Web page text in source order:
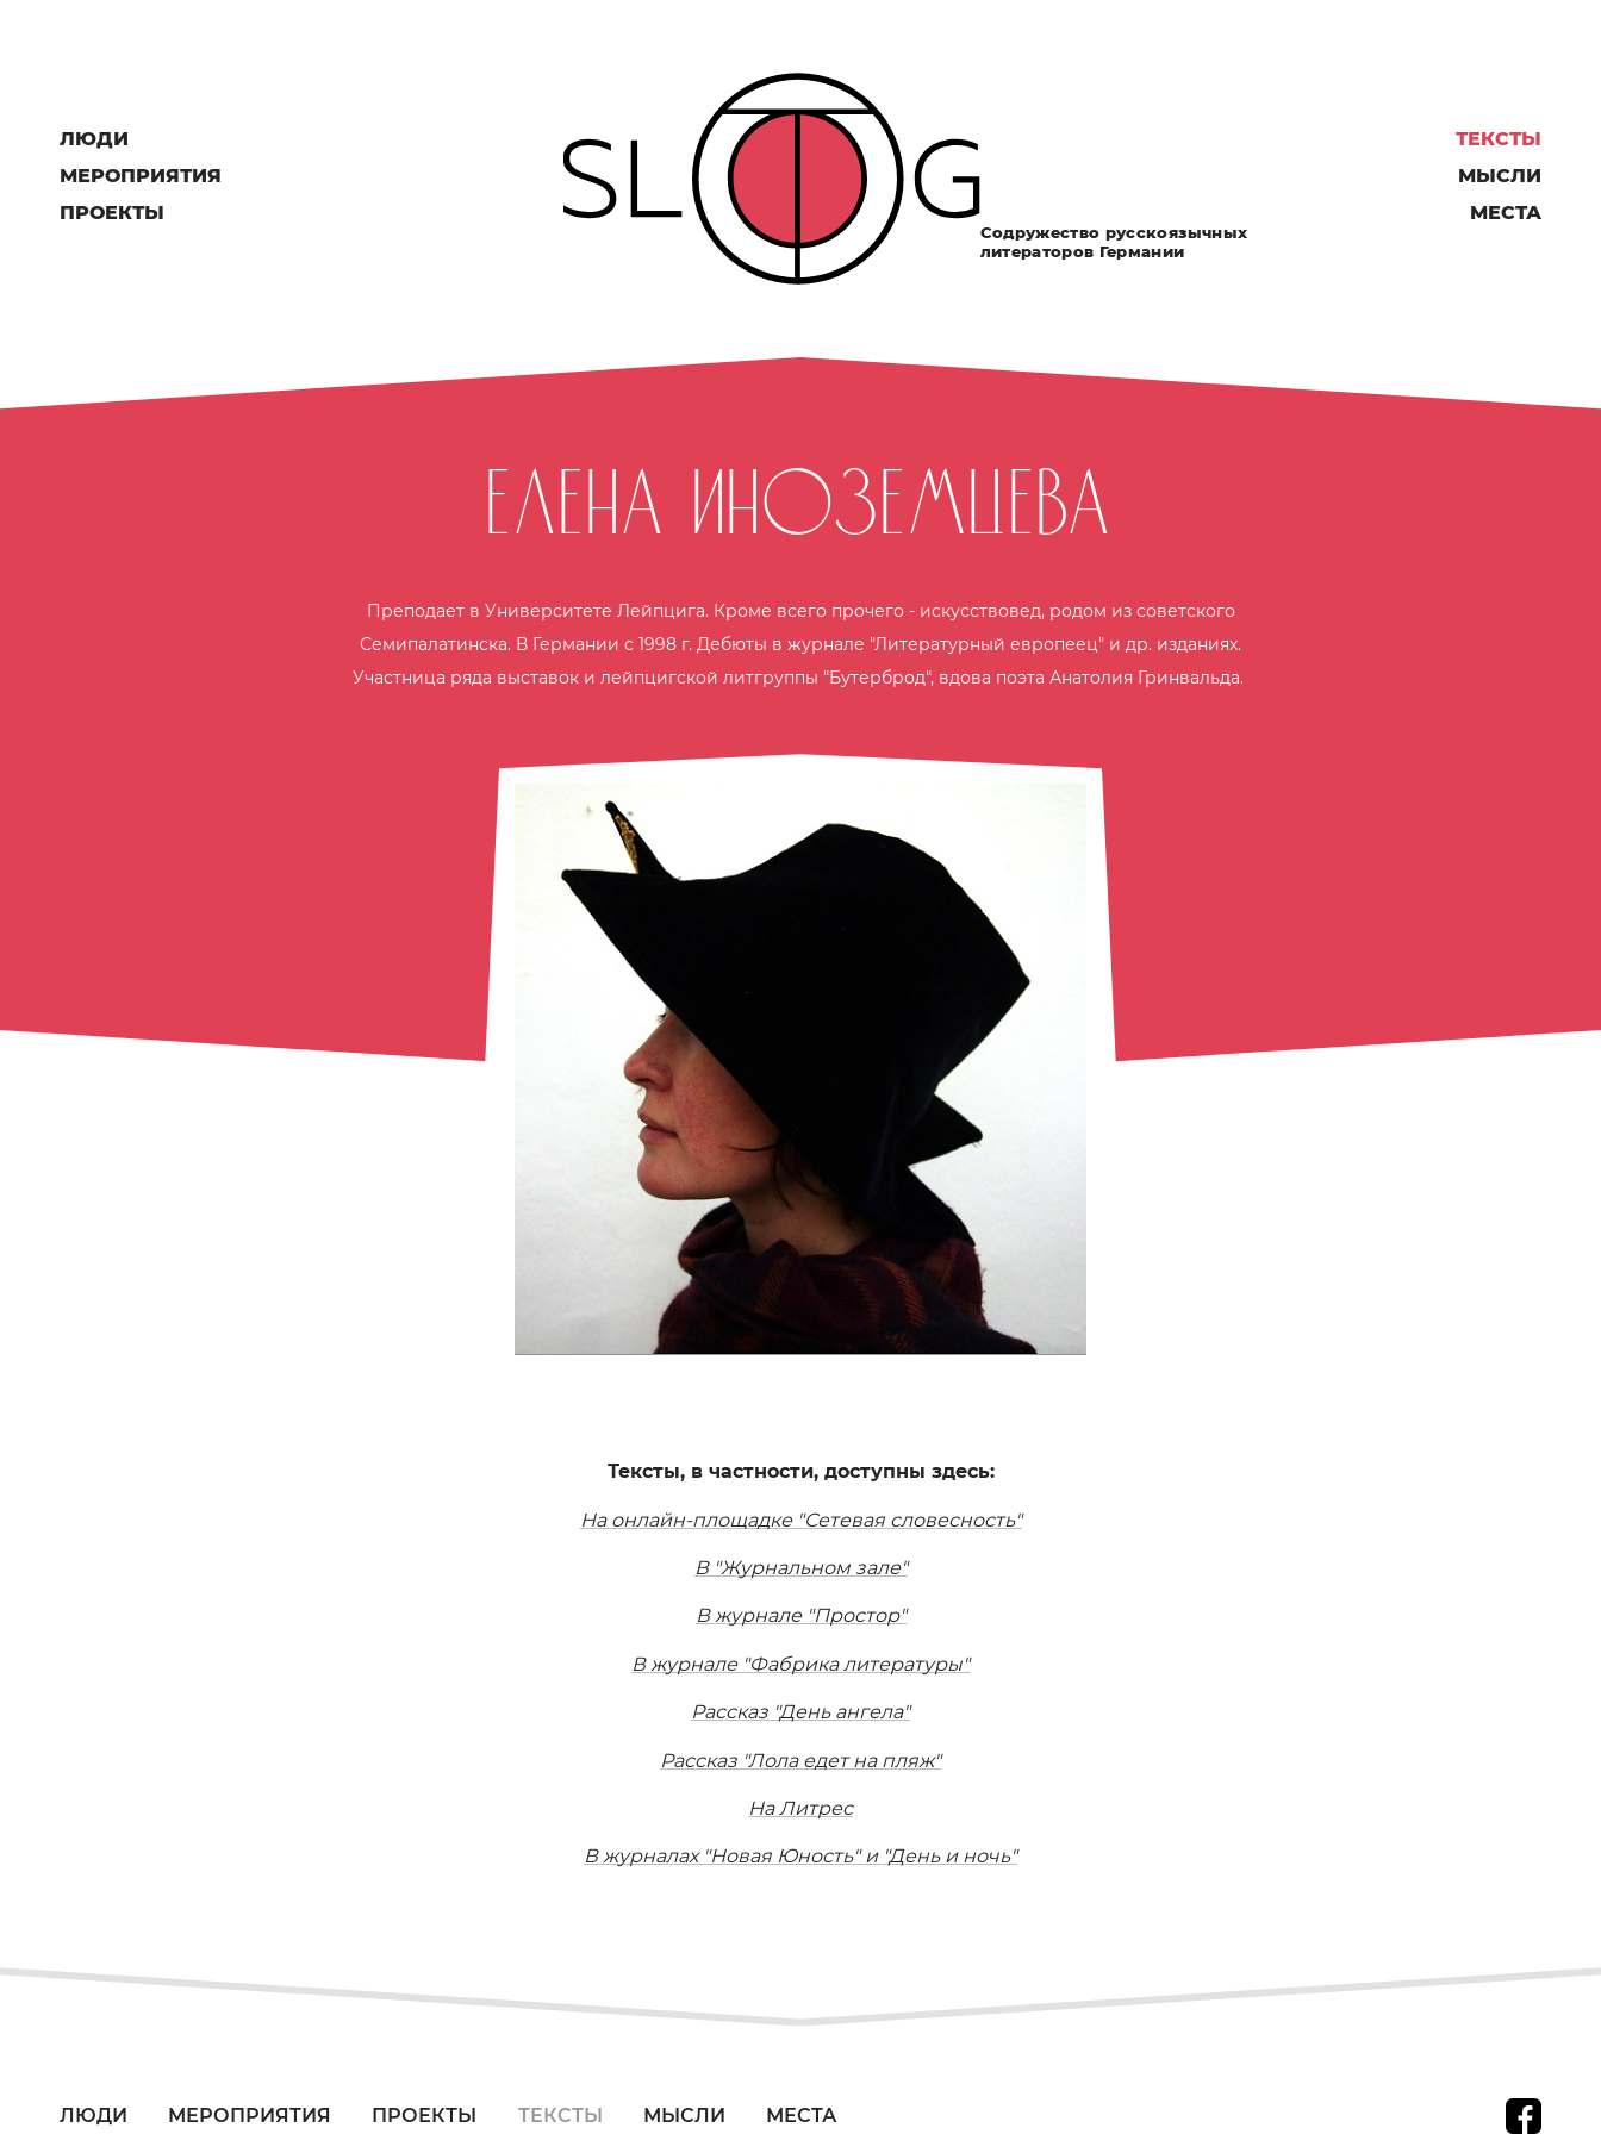
Елена Иноземцева
Преподает в Университете Лейпцига. Кроме всего прочего - искусствовед, родом из советского
Семипалатинска. В Германии с 1998 г. Дебюты в журнале "Литературный европеец" и др. изданиях.
Участница ряда выставок и лейпцигской литгруппы "Бутерброд", вдова поэта Анатолия Гринвальда.
Тексты, в частности, доступны здесь:
На онлайн-площадке "Сетевая словесность"
В "Журнальном зале"
В журнале "Простор"
В журнале "Фабрика литературы"
Рассказ "День ангела"
Рассказ "Лола едет на пляж"
На Литрес
В журналах "Новая Юность" и "День и ночь"
ЛЮДИ
МЕРОПРИЯТИЯ
ПРОЕКТЫ
Содружество русскоязычных
литераторов Германии
ТЕКСТЫ
МЫСЛИ
МЕСТА
ЛЮДИ МЕРОПРИЯТИЯ ПРОЕКТЫ ТЕКСТЫ МЫСЛИ МЕСТА